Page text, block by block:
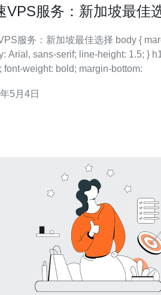
VPS服务：新加坡最佳
务：新加坡最佳选择 body { margin: 30px; font-
serif; line-height: 1.5; } h1 { font-size:
28px; font-weight: bold; margin-bottom:
5月4日